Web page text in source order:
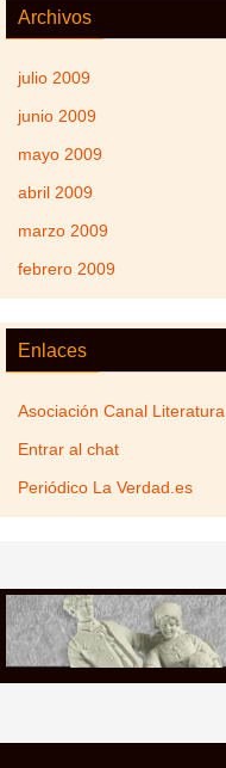
Archivos
julio 2009
junio 2009
mayo 2009
abril 2009
marzo 2009
febrero 2009
Enlaces
Asociación Canal Literatura
Entrar al chat
Periódico La Verdad.es